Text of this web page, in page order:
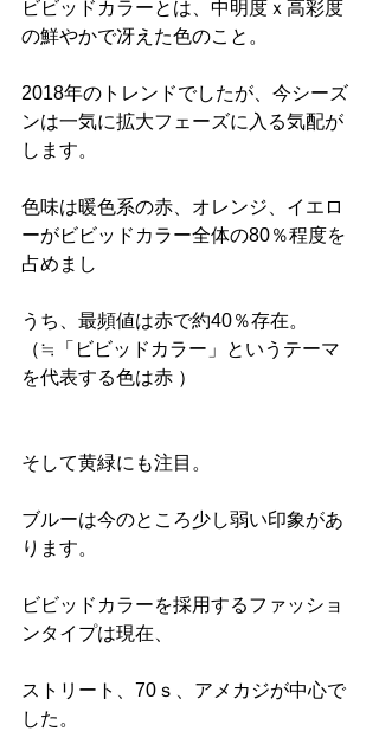
ビビッドカラーとは、中明度ｘ高彩度
の鮮やかで冴えた色のこと。
2018年のトレンドでしたが、今シーズ
ンは一気に拡大フェーズに入る気配が
します。
色味は暖色系の赤、オレンジ、イエロ
ーがビビッドカラー全体の80％程度を
占めまし
うち、最頻値は赤で約40％存在。
（≒「ビビッドカラー」というテーマ
を代表する色は赤 ）
そして黄緑にも注目。
ブルーは今のところ少し弱い印象があ
ります。
ビビッドカラーを採用するファッショ
ンタイプは現在、
ストリート、70ｓ、アメカジが中心で
した。